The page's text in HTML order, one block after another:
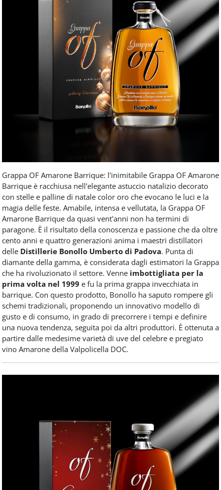
Grappa OF Amarone Barrique: l'inimitabile Grappa OF Amarone
Barrique è racchiusa nell'elegante astuccio natalizio decorato
con stelle e palline di natale color oro che evocano le luci e la
magia delle feste. Amabile, intensa e vellutata, la Grappa OF
Amarone Barrique da quasi vent'anni non ha termini di
paragone. È il risultato della conoscenza e passione che da oltre
cento anni e quattro generazioni anima i maestri distillatori
delle Distillerie Bonollo Umberto di Padova. Punta di
diamante della gamma, è considerata dagli estimatori la Grappa
che ha rivoluzionato il settore. Venne imbottigliata per la
prima volta nel 1999 e fu la prima grappa invecchiata in
barrique. Con questo prodotto, Bonollo ha saputo rompere gli
schemi tradizionali, proponendo un innovativo modello di
gusto e di consumo, in grado di precorrere i tempi e definire
una nuova tendenza, seguita poi da altri produttori. È ottenuta a
partire dalle medesime varietà di uve del celebre e pregiato
vino Amarone della Valpolicella DOC.